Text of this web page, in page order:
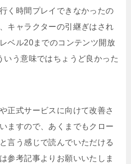
く時間プレイできなかったの
キャラクターの引継ぎはされ
ベル20までのコンテンツ開放
いう意味ではちょうど良かった
正式サービスに向けて改善さ
ますので、あくまでもクロー
言う感じで読んでいただける
参考記事よりお願いいたしま